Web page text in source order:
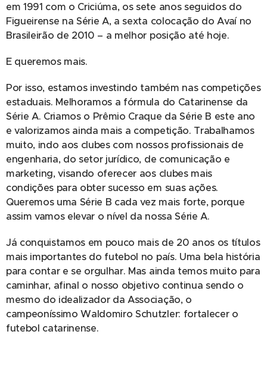
em 1991 com o Criciúma, os sete anos seguidos do
Figueirense na Série A, a sexta colocação do Avaí no
Brasileirão de 2010 – a melhor posição até hoje.
E queremos mais.
Por isso, estamos investindo também nas competições
estaduais. Melhoramos a fórmula do Catarinense da
Série A. Criamos o Prêmio Craque da Série B este ano
e valorizamos ainda mais a competição. Trabalhamos
muito, indo aos clubes com nossos profissionais de
engenharia, do setor jurídico, de comunicação e
marketing, visando oferecer aos clubes mais
condições para obter sucesso em suas ações.
Queremos uma Série B cada vez mais forte, porque
assim vamos elevar o nível da nossa Série A.
Já conquistamos em pouco mais de 20 anos os títulos
mais importantes do futebol no país. Uma bela história
para contar e se orgulhar. Mas ainda temos muito para
caminhar, afinal o nosso objetivo continua sendo o
mesmo do idealizador da Associação, o
campeoníssimo Waldomiro Schutzler: fortalecer o
futebol catarinense.